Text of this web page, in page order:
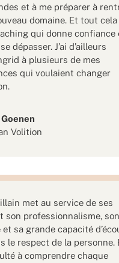
et à me préparer à
domaine. Et tout cela
qui donne confiance
dépasser. J’ai d’ailleurs
à plusieurs de mes
qui voulaient changer
Volition
met au service de ses
son professionnalisme, son
sa grande capacité
le respect de la personne.
à comprendre chaque